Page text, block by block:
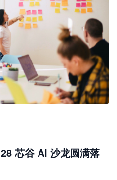
芯谷 AI 沙龙圆满落